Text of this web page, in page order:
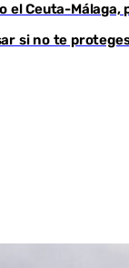
el Ceuta-
si no te